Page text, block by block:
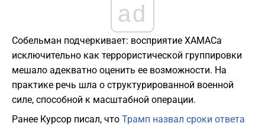
ad
Собельман подчеркивает: восприятие ХАМАСа
исключительно как террористической группировки
мешало адекватно оценить ее возможности. На
практике речь шла о структурированной военной
силе, способной к масштабной операции.
Ранее Курсор писал, что Трамп назвал сроки ответа